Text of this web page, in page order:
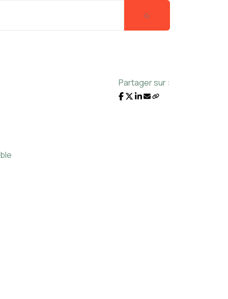
Partager sur :